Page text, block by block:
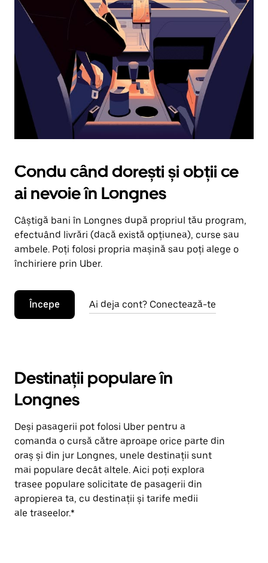
în
jos.
Închide
calendarul
apăsând
pe
butonul
Escape.
Condu când dorești și obții ce
ai nevoie în Longnes
Câștigă bani în Longnes după propriul tău program,
efectuând livrări (dacă există opțiunea), curse sau
ambele. Poți folosi propria mașină sau poți alege o
închiriere prin Uber.
Începe Ai deja cont? Conectează-te
Destinații populare în
Longnes
Deși pasagerii pot folosi Uber pentru a
comanda o cursă către aproape orice parte din
oraș și din jur Longnes, unele destinații sunt
mai populare decât altele. Aici poți explora
trasee populare solicitate de pasagerii din
apropierea ta, cu destinații și tarife medii
ale traseelor.*